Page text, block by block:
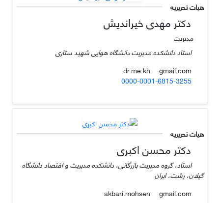
هیات تحریریه
دکتر مهدی خیراندیش
مدیریت
استاد دانشکده مدیریت دانشگاه هوایی شهید ستاری
gmail.com
0000-0001-6815-3255
هیات تحریریه
دکتر محسن اکبری
استاد، گروه مدیریت بازرگانی، دانشکده مدیریت و اقتصاد دانشگاه
گیلان، رشت، ایران
gmail.com